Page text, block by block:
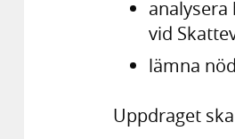
vid
lämna
Uppdraget